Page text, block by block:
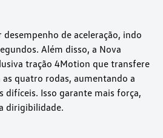
de aceleração, indo
Além disso, a Nova
tração 4Motion que transfere
quatro rodas, aumentando a
difíceis. Isso garante mais força,
dirigibilidade.